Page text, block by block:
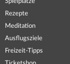
Spielplätze
Rezepte
Meditation
Ausflugsziele
Freizeit-Tipps